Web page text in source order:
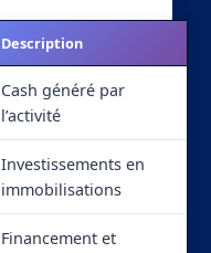
Description
Cash généré par
l’activité
Investissements en
immobilisations
Financement et